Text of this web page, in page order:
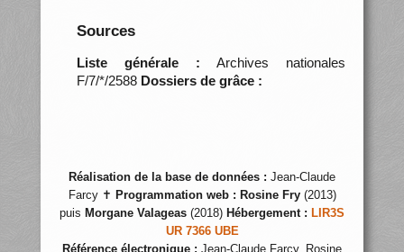
Sources
Liste générale : Archives nationales
F/7/*/2588 Dossiers de grâce :
Réalisation de la base de données : Jean-Claude
Farcy ✝ Programmation web : Rosine Fry(2013)
puis Morgane Valageas (2018) Hébergement : LIR3S
UR 7366 UBE
Référence électronique : Jean-Claude Farcy, Rosine